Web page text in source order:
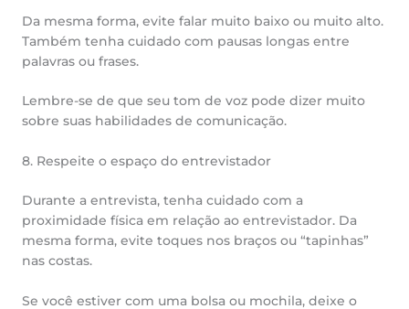
Da mesma forma, evite falar muito baixo ou muito alto.
Também tenha cuidado com pausas longas entre
palavras ou frases.
Lembre-se de que seu tom de voz pode dizer muito
sobre suas habilidades de comunicação.
8. Respeite o espaço do entrevistador
Durante a entrevista, tenha cuidado com a
proximidade física em relação ao entrevistador. Da
mesma forma, evite toques nos braços ou “tapinhas”
nas costas.
Se você estiver com uma bolsa ou mochila, deixe o